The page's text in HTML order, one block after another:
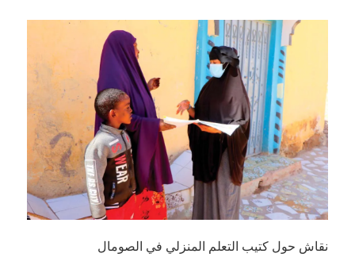
نقاش حول كتيب التعلم المنزلي في الصومال